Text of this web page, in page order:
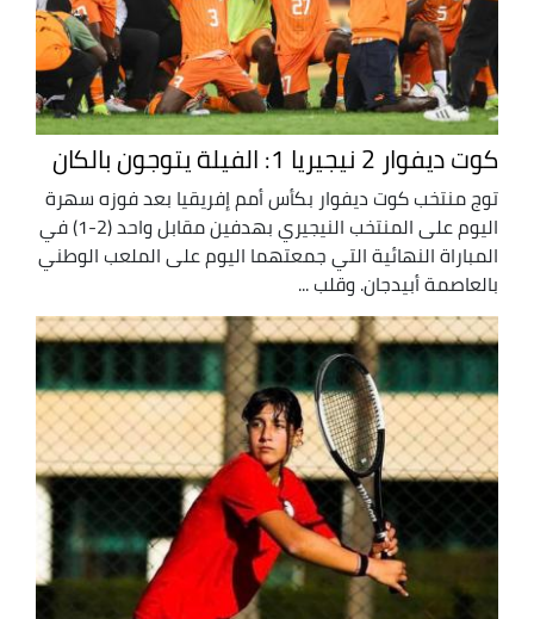
كوت ديفوار 2 نيجيريا 1: الفيلة يتوجون بالكان
توج منتخب كوت ديفوار بكأس أمم إفريقيا بعد فوزه سهرة
اليوم على المنتخب النيجيري بهدفين مقابل واحد (2-1) في
المباراة النهائية التي جمعتهما اليوم على الملعب الوطني
بالعاصمة أبيدجان. وقلب ...